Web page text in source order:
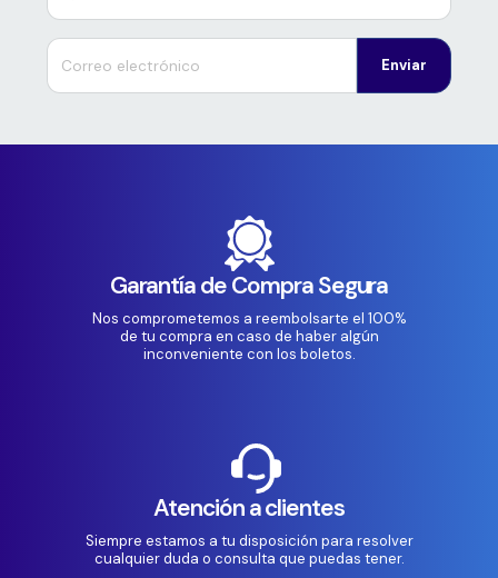
Enviar
Garantía de Compra Segura
Nos comprometemos a reembolsarte el 100%
de tu compra en caso de haber algún
inconveniente con los boletos.
Atención a clientes
Siempre estamos a tu disposición para resolver
cualquier duda o consulta que puedas tener.